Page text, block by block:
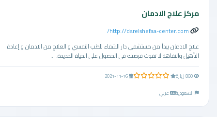
مركز علاج الادمان
http://darelshefaa-center.com/
علاج الادمان يبدأ من مستشفي دار الشفاء للطب النفسي و العلاج من الادمان و إعادة
التأهيل والنقاهة لا تفوت فرصتك في الحصول على الحياة الجديدة. ...
0.0 من 5 نجوم
2021-11-16
السعودية
عربي